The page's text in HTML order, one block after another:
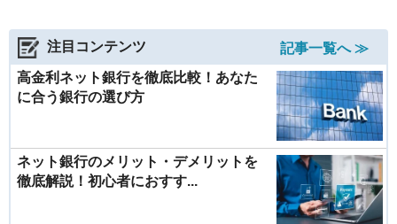
注目コンテンツ
記事一覧へ ≫
高金利ネット銀行を徹底比較！あなた
に合う銀行の選び方
ネット銀行のメリット・デメリットを
徹底解説！初心者におすす...